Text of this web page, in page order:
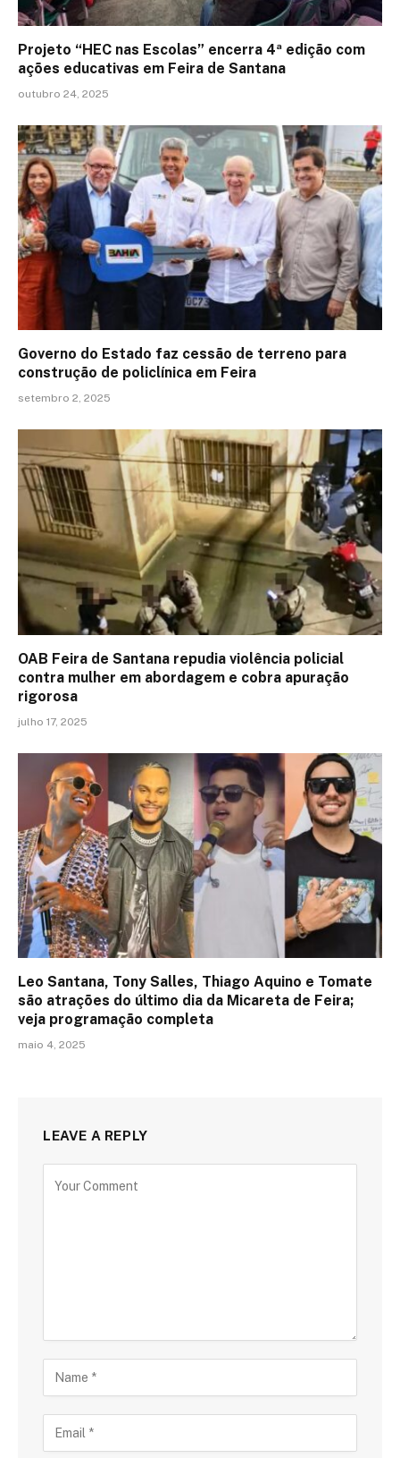
Projeto “HEC nas Escolas” encerra 4ª edição com
ações educativas em Feira de Santana
outubro 24, 2025
Governo do Estado faz cessão de terreno para
construção de policlínica em Feira
setembro 2, 2025
OAB Feira de Santana repudia violência policial
contra mulher em abordagem e cobra apuração
rigorosa
julho 17, 2025
Leo Santana, Tony Salles, Thiago Aquino e Tomate
são atrações do último dia da Micareta de Feira;
veja programação completa
maio 4, 2025
LEAVE A REPLY